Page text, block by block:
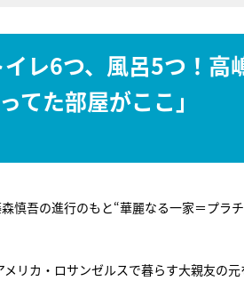
レ6つ、風呂5つ！高
てた部屋がここ」
慎吾の進行のもと“華麗なる一家＝プラ
リカ・ロサンゼルスで暮らす大親友の元